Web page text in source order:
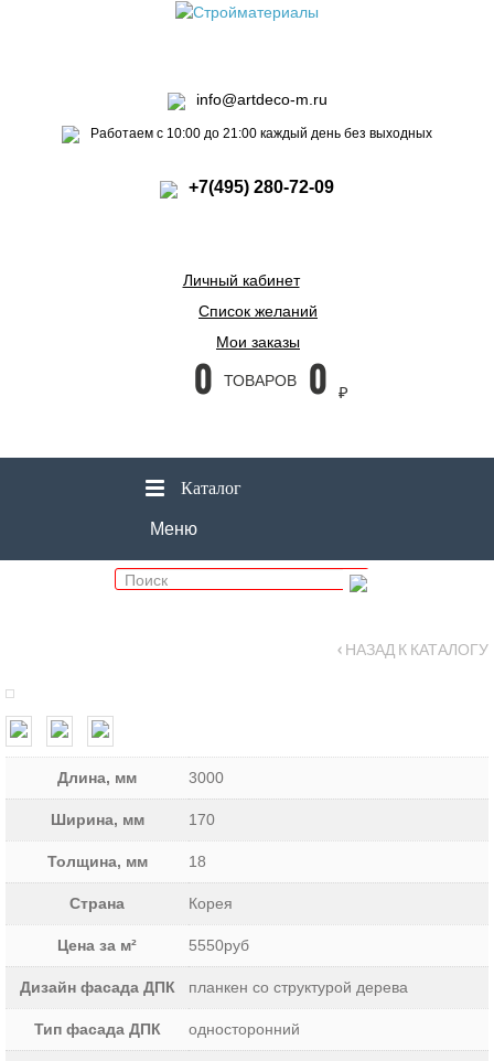
info@artdeco-m.ru
Работаем с 10:00 до 21:00 каждый день без выходных
+7(495) 280-72-09
Личный кабинет
Список желаний
Мои заказы
0 ТОВАРОВ 0 ₽
Каталог
Меню
‹ НАЗАД К КАТАЛОГУ
Длина, мм 3000
Ширина, мм 170
Толщина, мм 18
Страна Корея
Цена за м² 5550руб
Дизайн фасада ДПК планкен со структурой дерева
Тип фасада ДПК односторонний